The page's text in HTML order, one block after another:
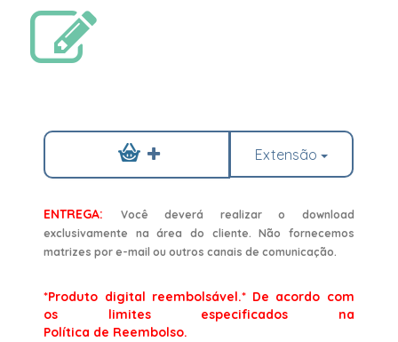
Extensão
ENTREGA:
Você deverá realizar o download
exclusivamente na área do cliente. Não fornecemos
matrizes por e-mail ou outros canais de comunicação.
*Produto digital reembolsável.* De acordo com
os limites especificados na
Política de Reembolso.